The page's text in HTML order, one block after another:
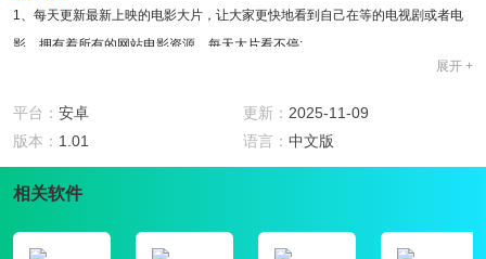
1、每天更新最新上映的电影大片，让大家更快地看到自己在等的电视剧或者电
影，拥有着所有的网站电影资源，每天大片看不停;
2、为用户提供精准的个性化内容推荐，最新影视大片让你随时观看，斑马电影
街聚集各大平台海量视频资源，多途径获取影片;
3、你可以随心所欲的免费在线观看各种电影电视剧，涵盖了香港、台湾、日
4、在这里大家可以看到而更多的热门的韩国的电影、电视剧、综艺，高品质的
展开 +
平台： 安卓 更新： 2025-11-09
版本： 1.01 语言： 中文版
相关软件